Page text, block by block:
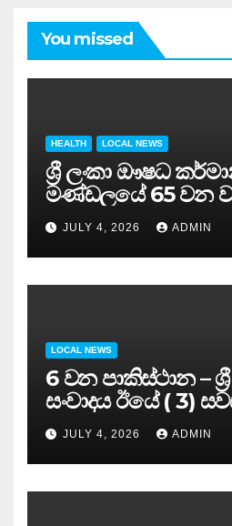
You missed
HEALTH LOCAL NEWS
ශ්‍රී ලංකා ඖෂධ
මණ්ඩලයේ 65 වන
සමුළුව සෞඛ්‍ය
අමාත්‍යවරයාගේ
JULY 4, 2026 ADMIN
LOCAL NEWS
6 වන පාකිස්ථාන –
සංවාදය ඊයේ ( 3)
අවසන් කරයි..
JULY 4, 2026 ADMIN